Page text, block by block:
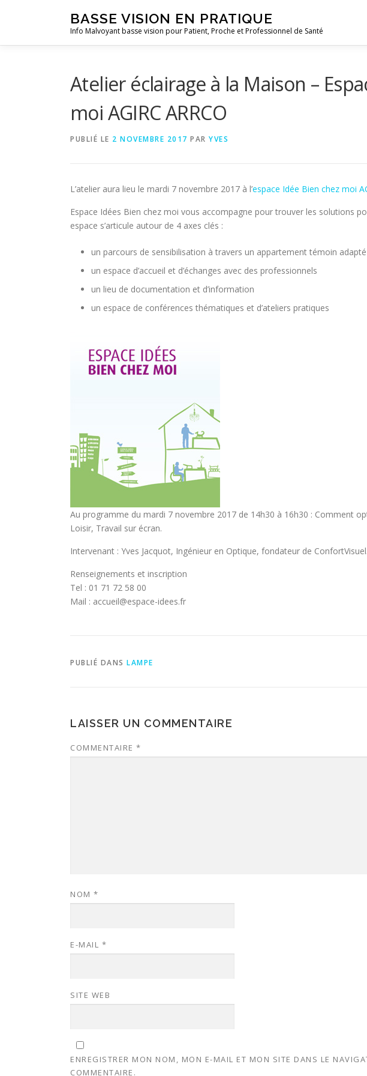
BASSE VISION EN PRATIQUE
Info Malvoyant basse vision pour Patient, Proche et Professionnel de Santé
Atelier éclairage à la Maison –
moi AGIRC ARRCO
PUBLIÉ LE 2 NOVEMBRE 2017 PAR YVES
L’atelier aura lieu le mardi 7 novembre 2017 à l’espace Idée Bien chez moi
Espace Idées Bien chez moi vous accompagne pour trouver les solutions
espace s’articule autour de 4 axes clés :
un parcours de sensibilisation à travers un appartement témoin adapté
un espace d’accueil et d’échanges avec des professionnels
un lieu de documentation et d’information
un espace de conférences thématiques et d’ateliers pratiques
Au programme du mardi 7 novembre 2017 de 14h30 à 16h30 : Comment
Loisir, Travail sur écran.
Intervenant : Yves Jacquot, Ingénieur en Optique, fondateur de
Renseignements et inscription
Tel : 01 71 72 58 00
Mail : accueil@espace-idees.fr
PUBLIÉ DANS LAMPE
LAISSER UN COMMENTAIRE
COMMENTAIRE *
NOM *
E-MAIL *
SITE WEB
ENREGISTRER MON NOM, MON E-MAIL ET MON SITE DANS LE
COMMENTAIRE.